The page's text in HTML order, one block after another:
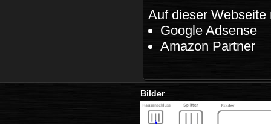
Auf dieser
Google Adsense
Amazon Partner
Bilder